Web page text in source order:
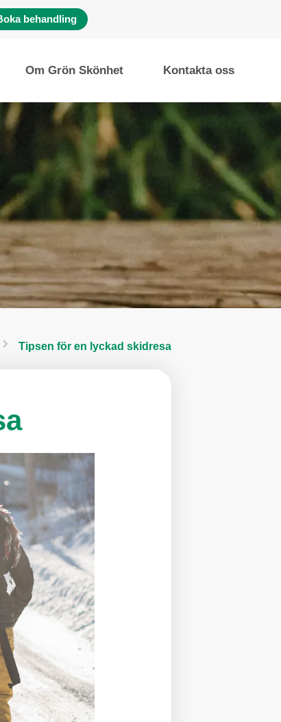
behandling
Om Grön Skönhet Kontakta oss
Tipsen för en lyckad skidresa